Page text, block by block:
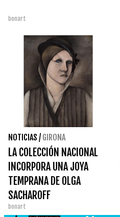
bonart
NOTICIAS / GIRONA
LA COLECCIÓN NACIONAL
INCORPORA UNA JOYA
TEMPRANA DE OLGA
SACHAROFF
bonart